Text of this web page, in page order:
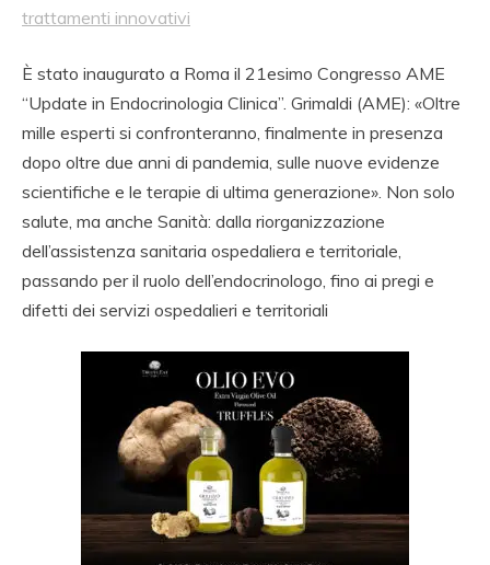
trattamenti innovativi
È stato inaugurato a Roma il 21esimo Congresso AME
“Update in Endocrinologia Clinica”. Grimaldi (AME): «Oltre
mille esperti si confronteranno, finalmente in presenza
dopo oltre due anni di pandemia, sulle nuove evidenze
scientifiche e le terapie di ultima generazione». Non solo
salute, ma anche Sanità: dalla riorganizzazione
dell’assistenza sanitaria ospedaliera e territoriale,
passando per il ruolo dell’endocrinologo, fino ai pregi e
difetti dei servizi ospedalieri e territoriali